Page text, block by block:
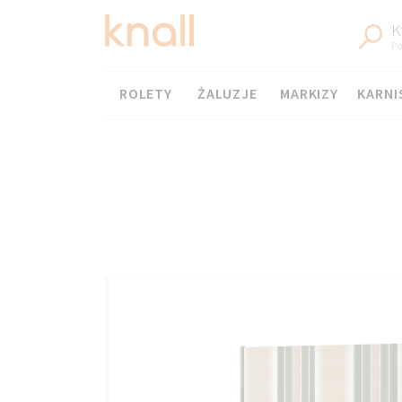
Menu
ROLETY ŻALUZJE MARKIZY